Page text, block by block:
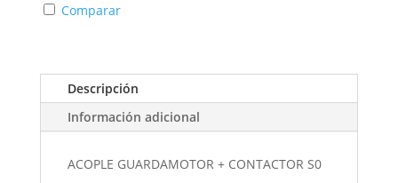
Comparar
Descripción
Información adicional
ACOPLE GUARDAMOTOR + CONTACTOR S0